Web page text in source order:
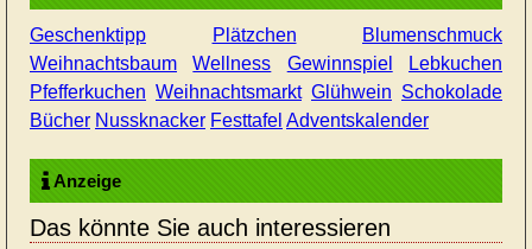
Geschenktipp Plätzchen
Blumenschmuck
Weihnachtsbaum
Wellness Gewinnspiel
Lebkuchen
Pfefferkuchen Weihnachtsmarkt Glühwein Schokolade
Bücher Nussknacker Festtafel Adventskalender
Anzeige
Das könnte Sie auch interessieren